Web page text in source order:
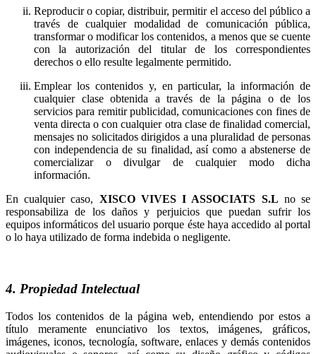
Reproducir o copiar, distribuir, permitir el acceso del público a
través de cualquier modalidad de comunicación pública,
transformar o modificar los contenidos, a menos que se cuente
con la autorización del titular de los correspondientes
derechos o ello resulte legalmente permitido.
Emplear los contenidos y, en particular, la información de
cualquier clase obtenida a través de la página o de los
servicios para remitir publicidad, comunicaciones con fines de
venta directa o con cualquier otra clase de finalidad comercial,
mensajes no solicitados dirigidos a una pluralidad de personas
con independencia de su finalidad, así como a abstenerse de
comercializar o divulgar de cualquier modo dicha
información.
En cualquier caso,
no se
responsabiliza de los daños y perjuicios que puedan sufrir los
equipos informáticos del usuario porque éste haya accedido al portal
o lo haya utilizado de forma indebida o negligente.
4. Propiedad Intelectual
Todos los contenidos de la página web, entendiendo por estos a
título meramente enunciativo los textos, imágenes, gráficos,
imágenes, iconos, tecnología, software, enlaces y demás contenidos